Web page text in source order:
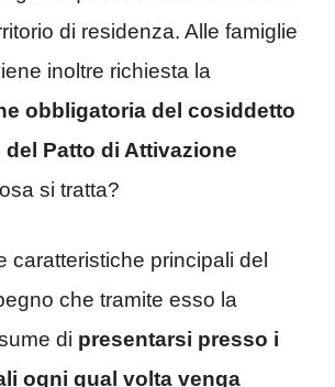
di residenza. Alle famiglie
inoltre richiesta la
obbligatoria del cosiddetto
del Patto di Attivazione
si tratta?
caratteristiche principali del
che tramite esso la
di presentarsi presso i
ogni qual volta venga